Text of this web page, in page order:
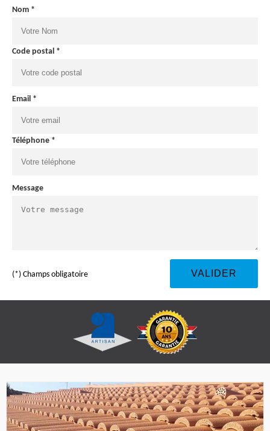
Nom *
Code postal *
Email *
Téléphone *
Message
(*) Champs obligatoire